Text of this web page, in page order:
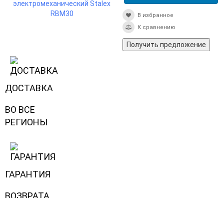
В избранное
К сравнению
Получить предложение
ДОСТАВКА
ВО ВСЕ
РЕГИОНЫ
ГАРАНТИЯ
ВОЗВРАТА